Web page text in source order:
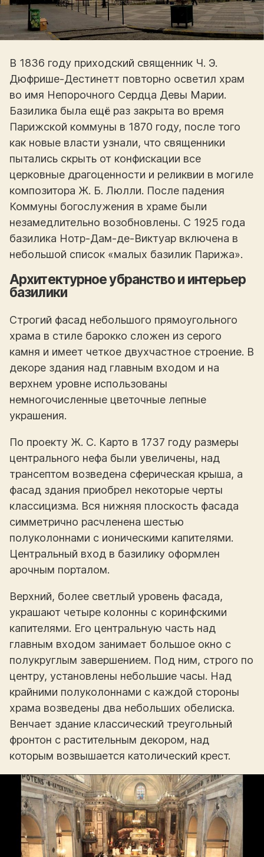
В 1836 году приходский священник Ч. Э.
Дюфрише-Дестинетт повторно осветил храм
во имя Непорочного Сердца Девы Марии.
Базилика была ещё раз закрыта во время
Парижской коммуны в 1870 году, после того
как новые власти узнали, что священники
пытались скрыть от конфискации все
церковные драгоценности и реликвии в могиле
композитора Ж. Б. Люлли. После падения
Коммуны богослужения в храме были
незамедлительно возобновлены. С 1925 года
базилика Нотр-Дам-де-Виктуар включена в
небольшой список «малых базилик Парижа».
Архитектурное убранство и интерьер
базилики
Строгий фасад небольшого прямоугольного
храма в стиле барокко сложен из серого
камня и имеет четкое двухчастное строение. В
декоре здания над главным входом и на
верхнем уровне использованы
немногочисленные цветочные лепные
украшения.
По проекту Ж. С. Карто в 1737 году размеры
центрального нефа были увеличены, над
трансептом возведена сферическая крыша, а
фасад здания приобрел некоторые черты
классицизма. Вся нижняя плоскость фасада
симметрично расчленена шестью
полуколоннами с ионическими капителями.
Центральный вход в базилику оформлен
арочным порталом.
Верхний, более светлый уровень фасада,
украшают четыре колонны с коринфскими
капителями. Его центральную часть над
главным входом занимает большое окно с
полукруглым завершением. Под ним, строго по
центру, установлены небольшие часы. Над
крайними полуколоннами с каждой стороны
храма возведены два небольших обелиска.
Венчает здание классический треугольный
фронтон с растительным декором, над
которым возвышается католический крест.